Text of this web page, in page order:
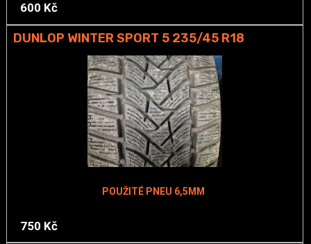
600 Kč
DUNLOP WINTER SPORT 5 235/45 R18
POUŽITÉ PNEU 6,5MM
750 Kč